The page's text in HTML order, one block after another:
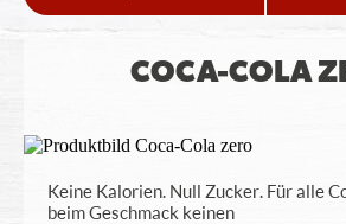
COCA-COLA
Keine Kalorien. Null Zucker. Für alle
beim Geschmack keinen